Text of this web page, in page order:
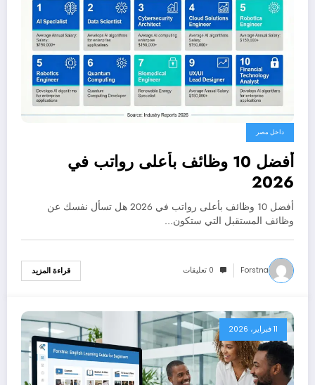
داخل مصر
أفضل 10 وظائف بأعلى رواتب في
2026
أفضل 10 وظائف بأعلى رواتب في 2026 هل تسأل نفسك عن
وظائف المستقبل التي ستكون…
Forstna 0 تعليقات قراءة المزيد
11 فبراير، 2026